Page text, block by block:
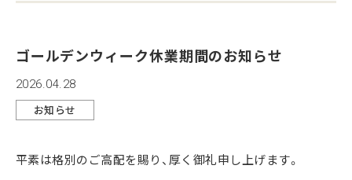
ゴールデンウィーク休業期間のお知らせ
2026.04.28
お知らせ
平素は格別のご高配を賜り、厚く御礼申し上げます。